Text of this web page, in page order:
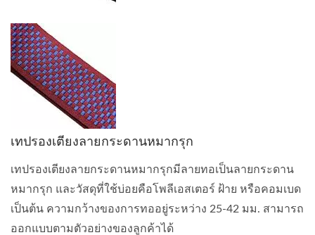
เทปรองเตียงลายกระดานหมากรุก
เทปรองเตียงลายกระดานหมากรุกมีลายทอเป็นลายกระดาน
หมากรุก และวัสดุที่ใช้บ่อยคือโพลีเอสเตอร์ ฝ้าย หรือคอมเบด
เป็นต้น ความกว้างของการทออยู่ระหว่าง 25-42 มม. สามารถ
ออกแบบตามตัวอย่างของลูกค้าได้